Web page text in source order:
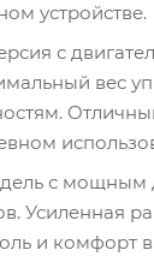
устройстве.
с
вес
с мощным
Усиленная
и комфорт